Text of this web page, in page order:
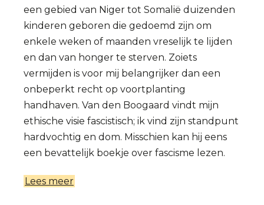
een gebied van Niger tot Somalië duizenden
kinderen geboren die gedoemd zijn om
enkele weken of maanden vreselijk te lijden
en dan van honger te sterven. Zoiets
vermijden is voor mij belangrijker dan een
onbeperkt recht op voortplanting
handhaven. Van den Boogaard vindt mijn
ethische visie fascistisch; ik vind zijn standpunt
hardvochtig en dom. Misschien kan hij eens
een bevattelijk boekje over fascisme lezen.
Lees meer